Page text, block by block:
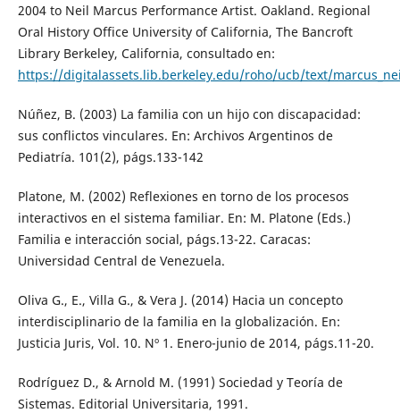
2004 to Neil Marcus Performance Artist. Oakland. Regional
Oral History Office University of California, The Bancroft
Library Berkeley, California, consultado en:
https://digitalassets.lib.berkeley.edu/roho/ucb/text/
Núñez, B. (2003) La familia con un hijo con discapacidad:
sus conflictos vinculares. En: Archivos Argentinos de
Pediatría. 101(2), págs.133-142
Platone, M. (2002) Reflexiones en torno de los procesos
interactivos en el sistema familiar. En: M. Platone (Eds.)
Familia e interacción social, págs.13-22. Caracas:
Universidad Central de Venezuela.
Oliva G., E., Villa G., & Vera J. (2014) Hacia un concepto
interdisciplinario de la familia en la globalización. En:
Justicia Juris, Vol. 10. Nº 1. Enero-junio de 2014, págs.11-20.
Rodríguez D., & Arnold M. (1991) Sociedad y Teoría de
Sistemas. Editorial Universitaria, 1991.